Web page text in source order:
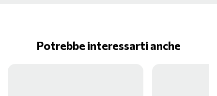
Potrebbe interessarti anche